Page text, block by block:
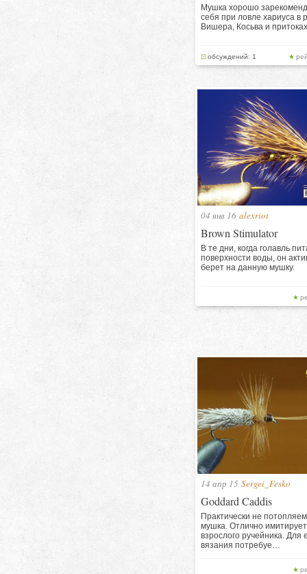
Мушка хорошо
себя при ловле хариуса в
Вишера, Косьва и
обсуждений: 1
04 янв 16 alexriot
Brown Stimulator
В те дни, когда голавль
поверхности воды, он
берет на данную мушку.
14 апр 15 Sergei_Fesko
Goddard Caddis
Практически не
мушка. Отлично имитирует
взрослого ручейника. Для
вязания потребуе…